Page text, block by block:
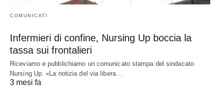
COMUNICATI
Infermieri di confine, Nursing Up boccia la
tassa sui frontalieri
Riceviamo e pubblichiamo un comunicato stampa del sindacato
Nursing Up. «La notizia del via libera…
3 mesi fa